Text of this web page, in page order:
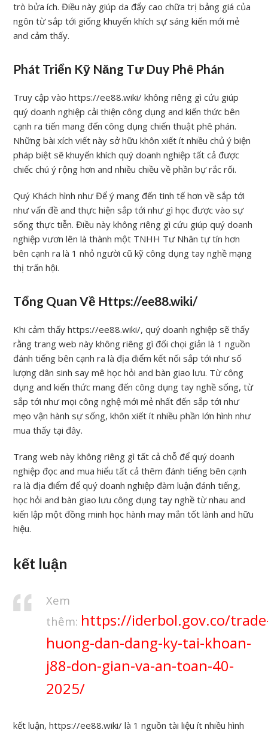
trò bửa ích. Điều này giúp da đẩy cao chữa trị bảng giá của
ngôn từ sắp tới giống khuyến khích sự sáng kiến mới mẻ
and cảm thấy.
Phát Triển Kỹ Năng Tư Duy Phê Phán
Truy cập vào https://ee88.wiki/ không riêng gì cứu giúp
quý doanh nghiệp cải thiện công dụng and kiến thức bên
cạnh ra tiến mang đến công dụng chiến thuật phê phán.
Những bài xích viết này sở hữu khôn xiết ít nhiều chủ ý biện
pháp biệt sẽ khuyến khích quý doanh nghiệp tất cả được
chiếc chú ý rộng hơn and nhiều chiều về phần bự rắc rối.
Quý Khách hình như Để ý mang đến tinh tế hơn về sắp tới
như vấn đề and thực hiện sắp tới như gì học được vào sự
sống thực tiễn. Điều này không riêng gì cứu giúp quý doanh
nghiệp vươn lên là thành một TNHH Tư Nhân tự tín hơn
bên cạnh ra là 1 nhỏ người cũ kỹ công dụng tay nghề mạng
thị trấn hội.
Tổng Quan Về Https://ee88.wiki/
Khi cảm thấy https://ee88.wiki/, quý doanh nghiệp sẽ thấy
rằng trang web này không riêng gì đối chọi giản là 1 nguồn
đánh tiếng bên cạnh ra là địa điểm kết nối sắp tới như số
lượng dân sinh say mê học hỏi and bàn giao lưu. Từ công
dụng and kiến thức mang đến công dụng tay nghề sống, từ
sắp tới như mọi công nghệ mới mẻ nhất đến sắp tới như
mẹo vận hành sự sống, khôn xiết ít nhiều phần lớn hình như
mua thấy tại đây.
Trang web này không riêng gì tất cả chỗ để quý doanh
nghiệp đọc and mua hiểu tất cả thêm đánh tiếng bên cạnh
ra là địa điểm để quý doanh nghiệp đàm luận đánh tiếng,
học hỏi and bàn giao lưu công dụng tay nghề từ nhau and
kiến lập một đồng minh học hành may mắn tốt lành and hữu
hiệu.
kết luận
Xem
thêm: https://iderbol.gov.co/
huong-dan-dang-ky-tai-khoan-
j88-don-gian-va-an-toan-40-
2025/
kết luận, https://ee88.wiki/ là 1 nguồn tài liệu ít nhiều hình